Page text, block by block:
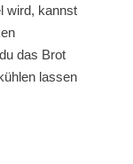
wird, kannst
das Brot
lassen